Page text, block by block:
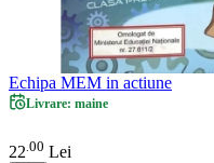
Echipa MEM in actiune
Livrare: maine
22 00 Lei